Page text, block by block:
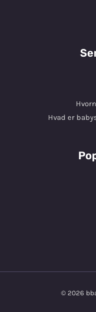
Hvad er
© 2026